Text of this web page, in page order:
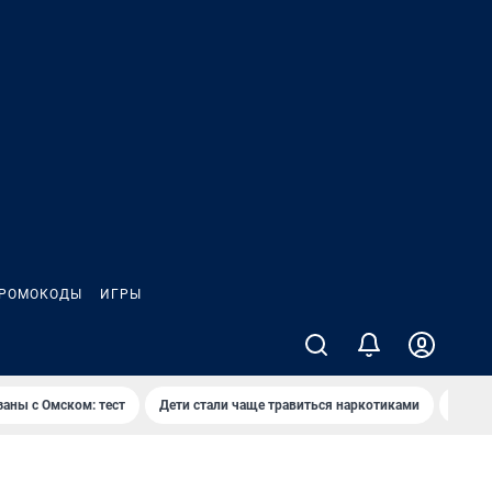
ИГРЫ
с Омском: тест Дети стали чаще травиться наркотиками